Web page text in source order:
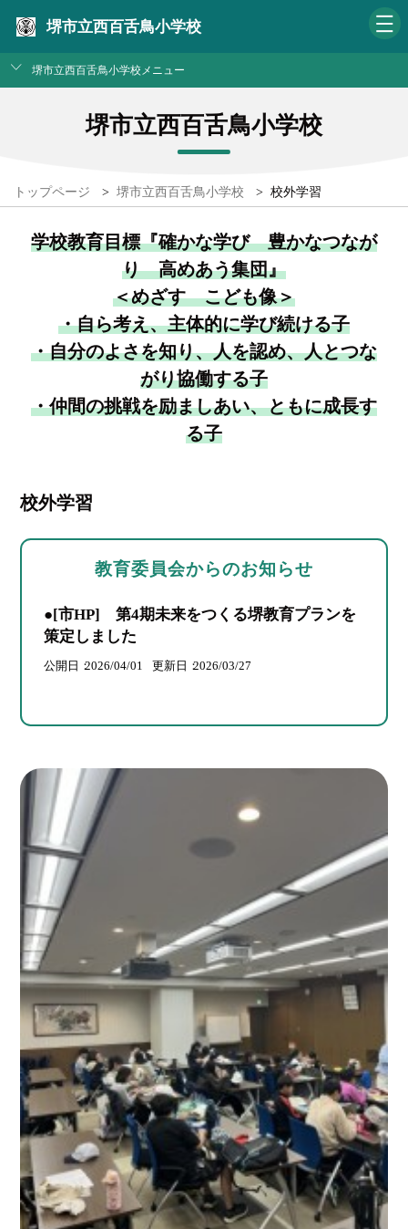
堺市立西百舌鳥小学校
堺市立西百舌鳥小学校メニュー
堺市立西百舌鳥小学校
トップページ > 堺市立西百舌鳥小学校 > 校外学習
学校教育目標『確かな学び 豊かなつなが
り 高めあう集団』
＜めざす こども像＞
・自ら考え、主体的に学び続ける子
・自分のよさを知り、人を認め、人とつな
がり協働する子
・仲間の挑戦を励ましあい、ともに成長す
る子
校外学習
教育委員会からのお知らせ
●[市HP] 第4期未来をつくる堺教育プランを
策定しました
公開日 2026/04/01 更新日 2026/03/27